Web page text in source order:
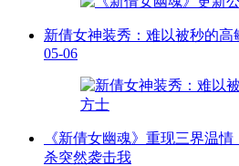
新倩女神装秀：难以被秒的高
05-06
《新倩女幽魂》重现三界温
杀突然袭击我